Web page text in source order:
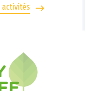
activités